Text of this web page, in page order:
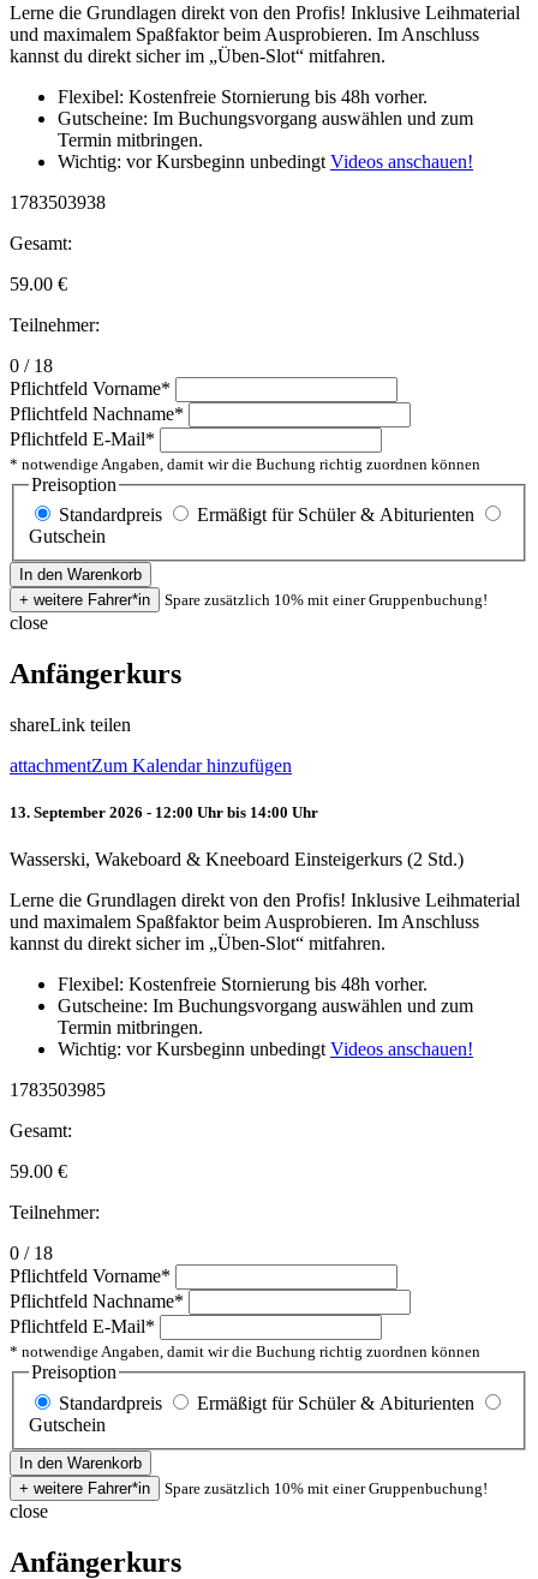
Lerne die Grundlagen direkt von den Profis! Inklusive Leihmaterial
und maximalem Spaßfaktor beim Ausprobieren. Im Anschluss
kannst du direkt sicher im „Üben-Slot“ mitfahren.
Flexibel: Kostenfreie Stornierung bis 48h vorher.
Gutscheine: Im Buchungsvorgang auswählen und zum
Termin mitbringen.
Wichtig: vor Kursbeginn unbedingt Videos anschauen!
1783503938
Gesamt:
59.00 €
Teilnehmer:
0 / 18
Pflichtfeld Vorname*
Pflichtfeld Nachname*
Pflichtfeld E-Mail*
* notwendige Angaben, damit wir die Buchung richtig zuordnen können
Preisoption
Standardpreis
Ermäßigt für Schüler & Abiturienten
Gutschein
Spare zusätzlich 10% mit einer Gruppenbuchung!
close
Anfängerkurs
shareLink teilen
attachmentZum Kalendar hinzufügen
13. September 2026 - 12:00 Uhr bis 14:00 Uhr
Wasserski, Wakeboard & Kneeboard Einsteigerkurs (2 Std.)
Lerne die Grundlagen direkt von den Profis! Inklusive Leihmaterial
und maximalem Spaßfaktor beim Ausprobieren. Im Anschluss
kannst du direkt sicher im „Üben-Slot“ mitfahren.
Flexibel: Kostenfreie Stornierung bis 48h vorher.
Gutscheine: Im Buchungsvorgang auswählen und zum
Termin mitbringen.
Wichtig: vor Kursbeginn unbedingtVideos anschauen!
1783503985
Gesamt:
59.00 €
Teilnehmer:
0 / 18
Pflichtfeld Vorname*
Pflichtfeld Nachname*
Pflichtfeld E-Mail*
* notwendige Angaben, damit wir die Buchung richtig zuordnen können
Preisoption
Standardpreis
Ermäßigt für Schüler & Abiturienten
Gutschein
Spare zusätzlich 10% mit einer Gruppenbuchung!
close
Anfängerkurs